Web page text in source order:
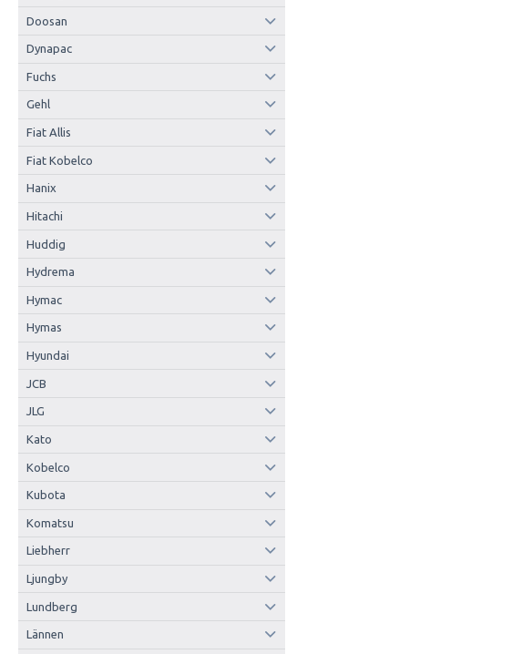
Doosan
Dynapac
Fuchs
Gehl
Fiat Allis
Fiat Kobelco
Hanix
Hitachi
Huddig
Hydrema
Hymac
Hymas
Hyundai
JCB
JLG
Kato
Kobelco
Kubota
Komatsu
Liebherr
Ljungby
Lundberg
Lännen